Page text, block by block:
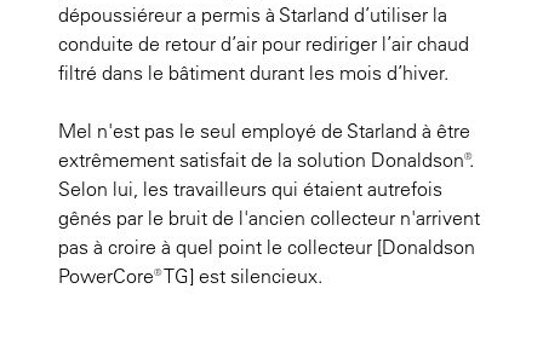
dépoussiéreur a permis à Starland d’utiliser la
conduite de retour d’air pour rediriger l’air chaud
filtré dans le bâtiment durant les mois d’hiver.
Mel n'est pas le seul employé de Starland à être
extrêmement satisfait de la solution Donaldson®.
Selon lui, les travailleurs qui étaient autrefois
gênés par le bruit de l'ancien collecteur n'arrivent
pas à croire à quel point le collecteur [Donaldson
PowerCore® TG] est silencieux.